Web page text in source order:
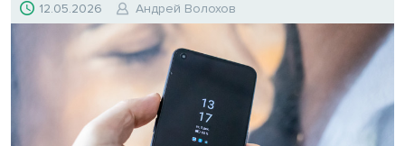
12.05.2026 Андрей Волохов